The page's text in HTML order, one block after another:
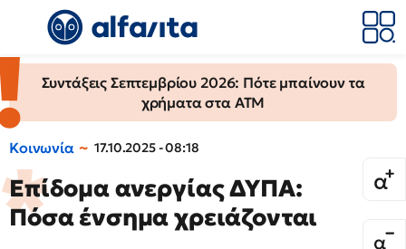
Συντάξεις Σεπτεμβρίου 2026: Πότε μπαίνουν τα
χρήματα στα ΑΤΜ
Κοινωνία 17.10.2025 - 08:18
Επίδομα ανεργίας ΔΥΠΑ:
Πόσα ένσημα χρειάζονται